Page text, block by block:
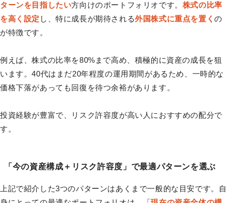
ターンを目指したい方向けのポートフォリオです。 株式の比率
を高く設定 し、特に成長が期待される外国株式に重点を置くの
が特徴です。
例えば、株式の比率を80%まで高め、積極的に資産の成長を狙
います。40代はまだ20年程度の運用期間があるため、一時的な
価格下落があっても回復を待つ余裕があります。
投資経験が豊富で、リスク許容度が高い人におすすめの配分で
す。
「今の資産構成＋リスク許容度」で最適パターンを選ぶ
上記で紹介した3つのパターンはあくまで一般的な目安です。自